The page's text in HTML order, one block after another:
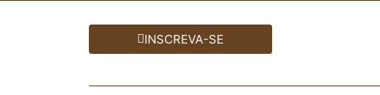
INSCREVA-SE